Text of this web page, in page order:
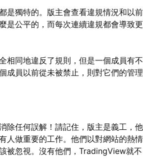
是獨特的。版主會查看違規情況和以前
是公平的，而每次連續違規都會導致更
相同地違反了規則，但是一個成員有不
成員以前從未被禁止，則對它們的管理
除任何誤解！請記住，版主是義工，他
人做重要的工作。他們以對網站的熱情
被忽視。沒有他們，TradingView就不